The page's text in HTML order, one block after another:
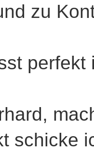
zu
perfekt
schicke